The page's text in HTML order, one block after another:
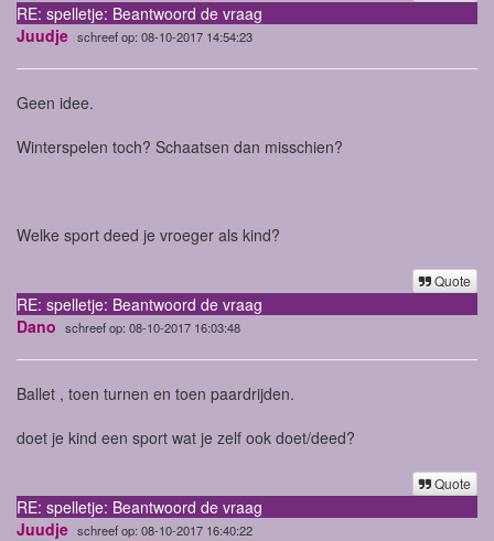
RE: spelletje: Beantwoord de vraag
Juudje schreef op: 08-10-2017 14:54:23
Geen idee.
Winterspelen toch? Schaatsen dan misschien?
Welke sport deed je vroeger als kind?
Quote
RE: spelletje: Beantwoord de vraag
Dano schreef op: 08-10-2017 16:03:48
Ballet , toen turnen en toen paardrijden.
doet je kind een sport wat je zelf ook doet/deed?
Quote
RE: spelletje: Beantwoord de vraag
Juudje schreef op: 08-10-2017 16:40:22